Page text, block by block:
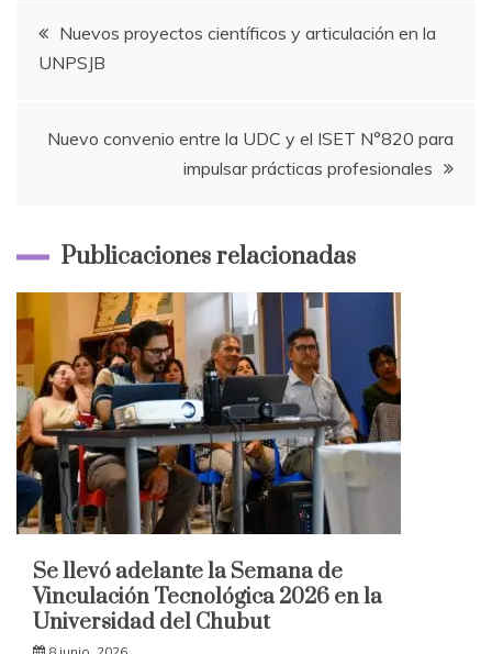
Navegación
de
entradas
Nuevos proyectos científicos y articulación en la
UNPSJB
Nuevo convenio entre la UDC y el ISET N°820 para
impulsar prácticas profesionales
Publicaciones relacionadas
Se llevó adelante la Semana de
Vinculación Tecnológica 2026 en la
Universidad del Chubut